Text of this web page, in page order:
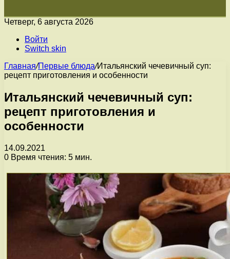
Четверг, 6 августа 2026
Войти
Switch skin
Главная/Первые блюда/Итальянский чечевичный суп:
рецепт приготовления и особенности
Итальянский чечевичный суп:
рецепт приготовления и
особенности
14.09.2021
0 Время чтения: 5 мин.